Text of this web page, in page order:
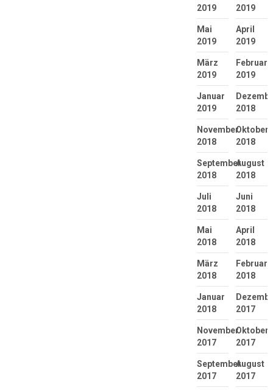
2019
2019
Mai
2019
April
2019
März
2019
Februar
2019
Januar
2019
2018
November
2018
Oktober
2018
September
2018
August
2018
Juli
2018
Juni
2018
Mai
2018
April
2018
März
2018
Februar
2018
Januar
2018
2017
November
2017
Oktober
2017
September
2017
August
2017